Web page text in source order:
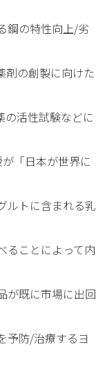
鋼の特性向上/劣
剤の創製に向けた
の活性試験などに
「日本が世界に
ルトに含まれる乳
ることによって内
が既に市場に出回
予防/治療するヨ